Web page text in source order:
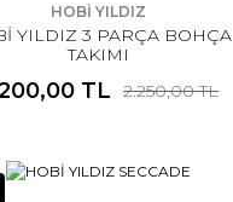
HOBİ YILDIZ
YILDIZ 3 PARÇA BOHÇA
TAKIMI
TL 2.250,00 TL